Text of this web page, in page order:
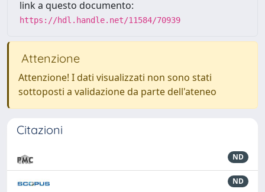
link a questo documento:
https://hdl.handle.net/11584/70939
Attenzione
Attenzione! I dati visualizzati non sono stati
sottoposti a validazione da parte dell'ateneo
Citazioni
ND
ND